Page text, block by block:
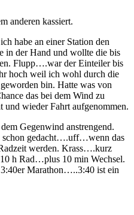
anderen kassiert.
habe an einer Station den
in der Hand und wollte die bis
Flupp….war der Einteiler bis
hoch weil ich wohl durch die
bin. Hatte was von
das bei dem Wind zu
und wieder Fahrt aufgenommen.
Gegenwind anstrengend.
schon gedacht….uff…wenn das
werden. Krass….kurz
h Rad…plus 10 min Wechsel.
Marathon…..3:40 ist ein